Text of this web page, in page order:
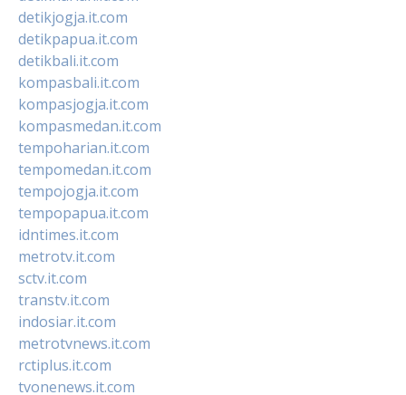
detikjogja.it.com
detikpapua.it.com
detikbali.it.com
kompasbali.it.com
kompasjogja.it.com
kompasmedan.it.com
tempoharian.it.com
tempomedan.it.com
tempojogja.it.com
tempopapua.it.com
idntimes.it.com
metrotv.it.com
sctv.it.com
transtv.it.com
indosiar.it.com
metrotvnews.it.com
rctiplus.it.com
tvonenews.it.com